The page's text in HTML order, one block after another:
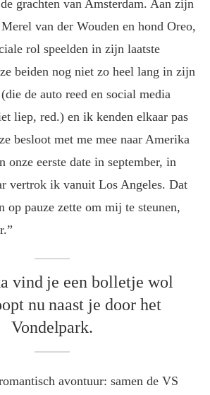
grachten van Amsterdam. Aan zijn
van der Wouden en hond Oreo,
rol speelden in zijn laatste
beiden nog niet zo heel lang in zijn
de auto reed en social media
liep, red.) en ik kenden elkaar pas
besloot met me mee naar Amerika
onze eerste date in september, in
vertrok ik vanuit Los Angeles. Dat
op pauze zette om mij te steunen,
vind je een bolletje wol
nu naast je door het
Vondelpark.
avontuur: samen de VS